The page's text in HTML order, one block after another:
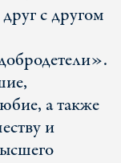
с другом
а также
и